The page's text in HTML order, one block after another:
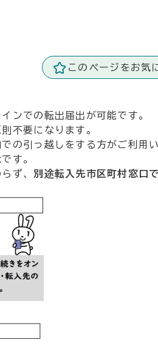
このページをお気
ンでの転出届出が可能です。
不要になります。
の引っ越しをする方がご利用
す。
ず、 別途転入先市区町村窓口